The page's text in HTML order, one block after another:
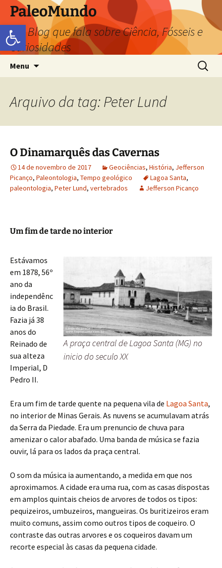
Abrir a barra de ferramentas
PaleoMundo
um Blog que fala sobre Ciência, Fósseis e
Curiosidades
Menu
Arquivo da tag: Peter Lund
O Dinamarquês das Cavernas
14 de novembro de 2017 Geociências, História, Jefferson
Picanço, Paleontologia, Tempo geológico Lagoa Santa,
paleontologia, Peter Lund, vertebrados Jefferson Picanço
Um fim de tarde no interior
A praça central de Lagoa Santa (MG) no
inicio do seculo XX
Estávamos
em 1878, 56º
ano da
independênc
ia do Brasil.
Fazia já 38
anos do
Reinado de
sua alteza
Imperial, D
Pedro II.
Era um fim de tarde quente na pequena vila de Lagoa Santa,
no interior de Minas Gerais. As nuvens se acumulavam atrás
da Serra da Piedade. Era um prenuncio de chuva para
amenizar o calor abafado. Uma banda de música se fazia
ouvir, lá para os lados da praça central.
O som da música ia aumentando, a medida em que nos
aproximamos. A cidade era uma rua, com as casas dispostas
em amplos quintais cheios de arvores de todos os tipos:
pequizeiros, umbuzeiros, mangueiras. Os buritizeiros eram
muito comuns, assim como outros tipos de coqueiro. O
contraste das outras arvores e os coqueiros davam um
recorte especial às casas da pequena cidade.